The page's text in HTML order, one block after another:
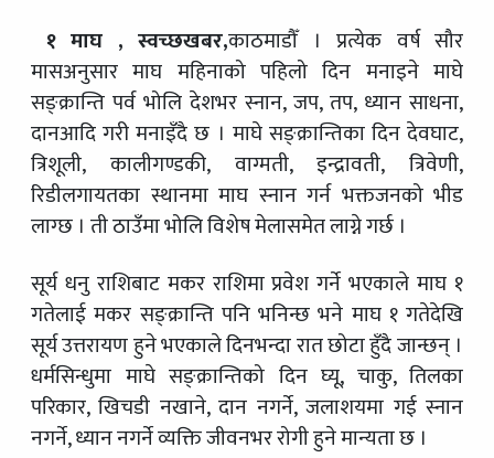
१ माघ , स्वच्छखबर,काठमाडौँ । प्रत्येक वर्ष सौर
मासअनुसार माघ महिनाको पहिलो दिन मनाइने माघे
सङ्क्रान्ति पर्व भोलि देशभर स्नान, जप, तप, ध्यान साधना,
दानआदि गरी मनाइँदै छ । माघे सङ्क्रान्तिका दिन देवघाट,
त्रिशूली, कालीगण्डकी, वाग्मती, इन्द्रावती, त्रिवेणी,
रिडीलगायतका स्थानमा माघ स्नान गर्न भक्तजनको भीड
लाग्छ । ती ठाउँमा भोलि विशेष मेलासमेत लाग्ने गर्छ ।
सूर्य धनु राशिबाट मकर राशिमा प्रवेश गर्ने भएकाले माघ १
गतेलाई मकर सङ्क्रान्ति पनि भनिन्छ भने माघ १ गतेदेखि
सूर्य उत्तरायण हुने भएकाले दिनभन्दा रात छोटा हुँदै जान्छन् ।
धर्मसिन्धुमा माघे सङ्क्रान्तिको दिन घ्यू, चाकु, तिलका
परिकार, खिचडी नखाने, दान नगर्ने, जलाशयमा गई स्नान
नगर्ने, ध्यान नगर्ने व्यक्ति जीवनभर रोगी हुने मान्यता छ ।